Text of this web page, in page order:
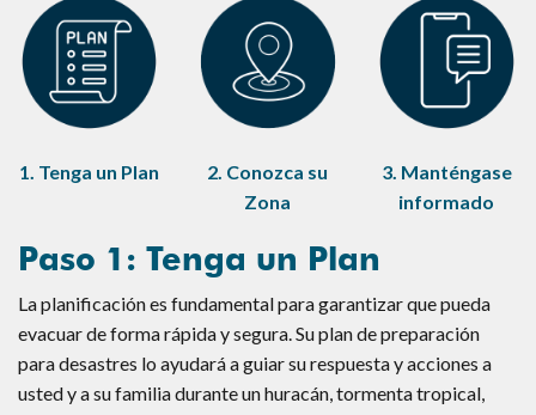
1. Tenga un Plan
2. Conozca su
Zona
3. Manténgase
informado
Paso 1: Tenga un Plan
La planificación es fundamental para garantizar que pueda
evacuar de forma rápida y segura. Su plan de preparación
para desastres lo ayudará a guiar su respuesta y acciones a
usted y a su familia durante un huracán, tormenta tropical,